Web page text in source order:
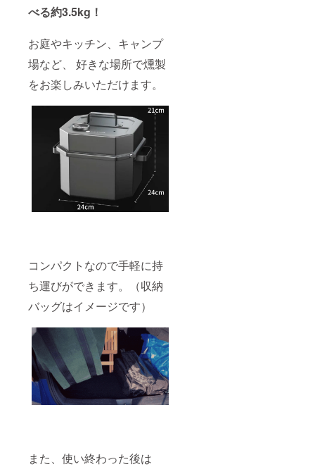
べる約3.5kg！
お庭やキッチン、キャンプ
場など、 好きな場所で燻製
をお楽しみいただけます。
コンパクトなので手軽に持
ち運びができます。（収納
バッグはイメージです）
また、使い終わった後は